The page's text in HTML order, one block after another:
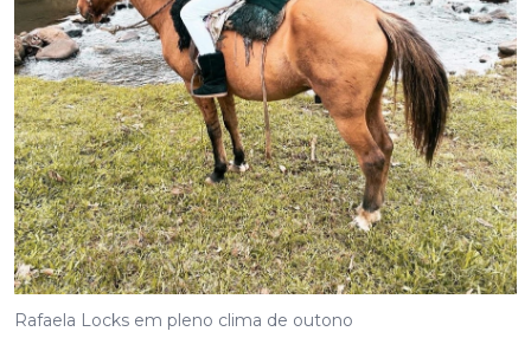
Rafaela Locks em pleno clima de outono